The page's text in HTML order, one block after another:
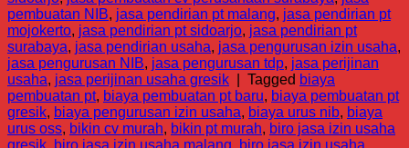
pembuatan NIB, jasa pendirian pt malang, jasa pendirian pt
mojokerto, jasa pendirian pt sidoarjo, jasa pendirian pt
surabaya, jasa pendirian usaha, jasa pengurusan izin usaha,
jasa pengurusan NIB, jasa pengurusan tdp, jasa perijinan
usaha, jasa perijinan usaha gresik Tagged biaya
pembuatan pt, biaya pembuatan pt baru, biaya pembuatan pt
gresik, biaya pengurusan izin usaha, biaya urus nib, biaya
urus oss, bikin cv murah, bikin pt murah, biro jasa izin usaha